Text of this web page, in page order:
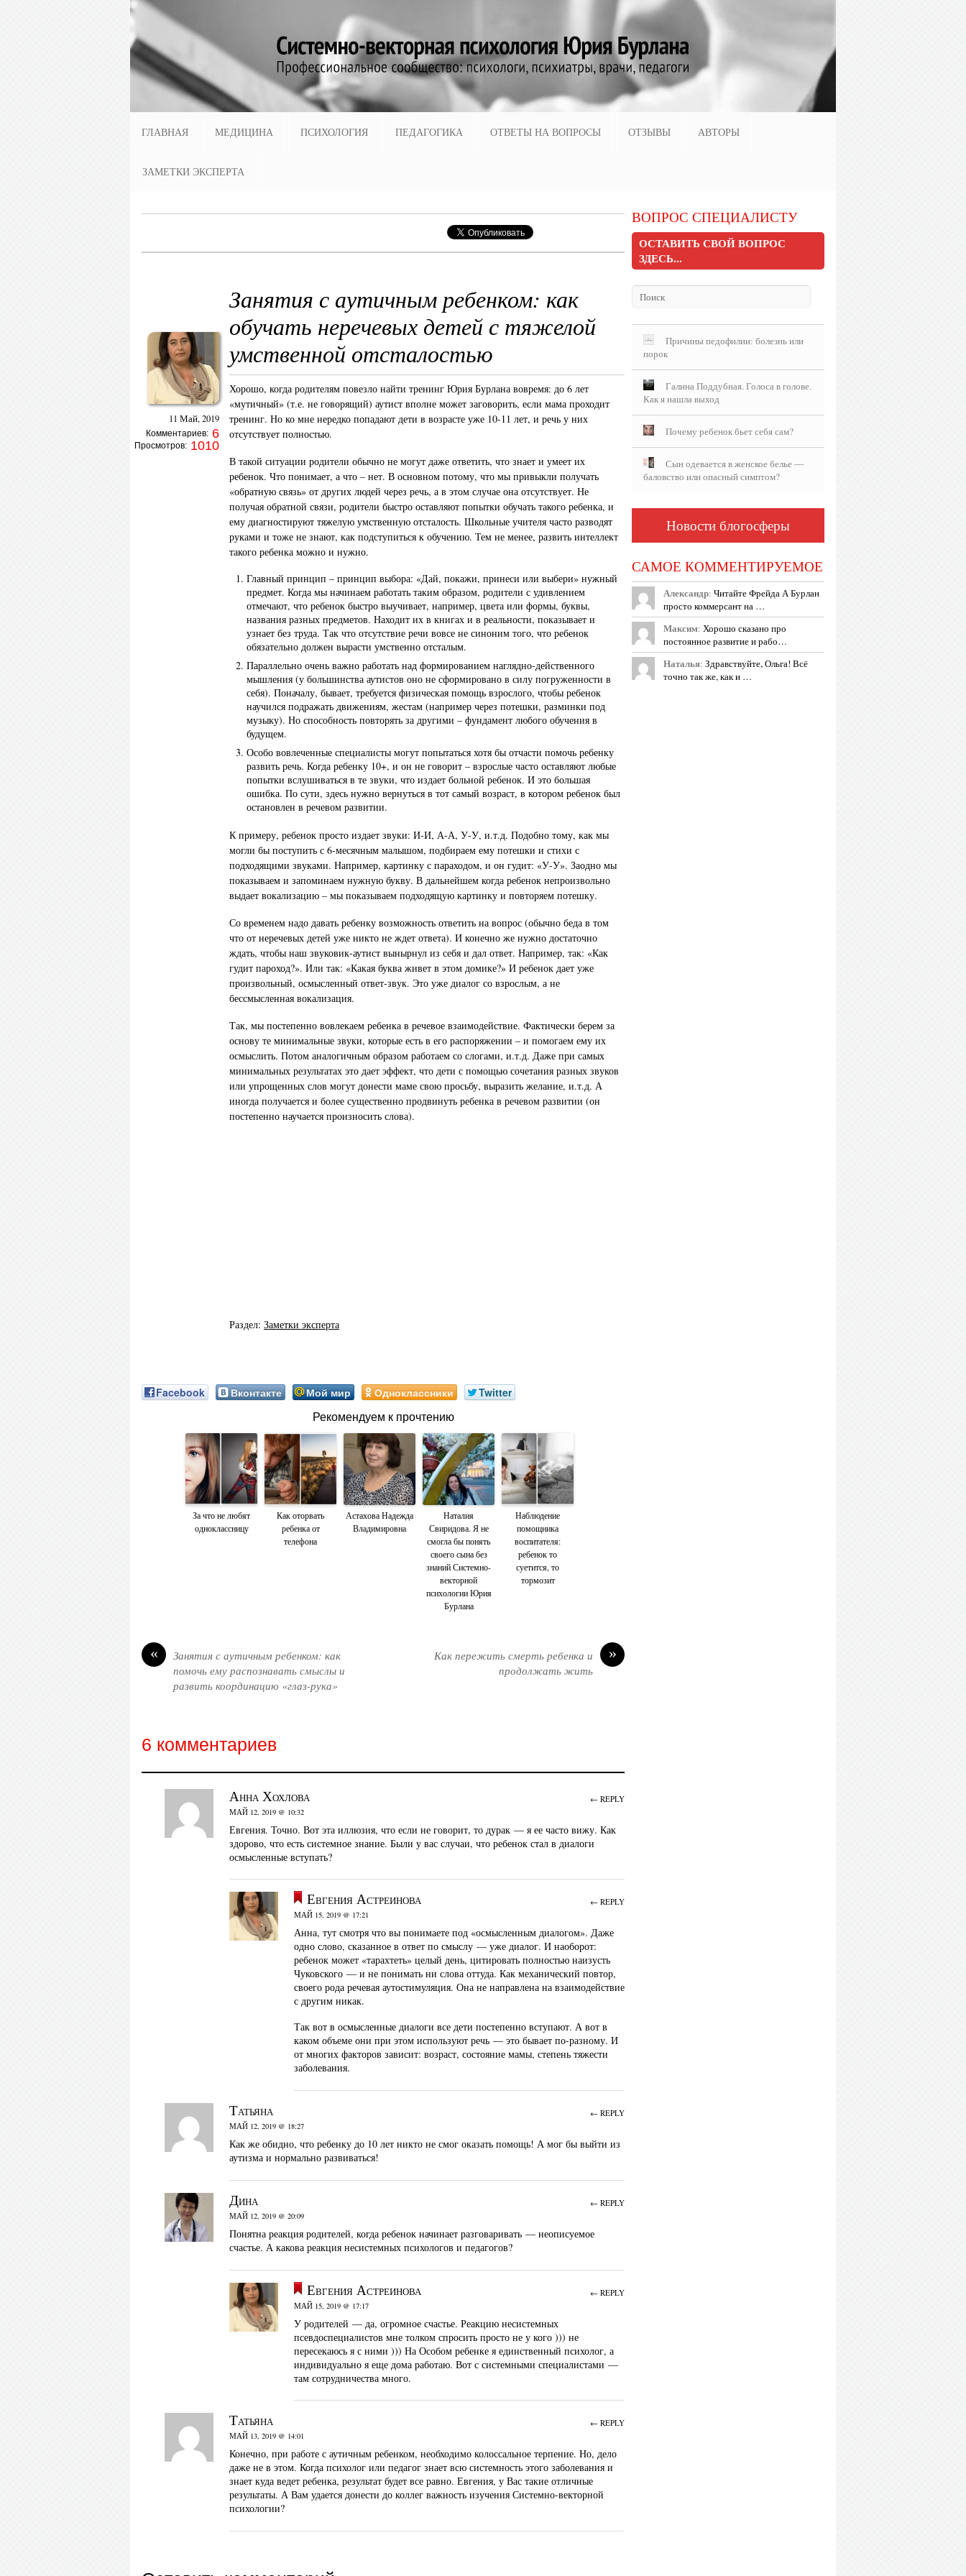
ГЛАВНАЯ МЕДИЦИНА ПСИХОЛОГИЯ ПЕДАГОГИКА ОТВЕТЫ НА ВОПРОСЫ ОТЗЫВЫ АВТОРЫ
ЗАМЕТКИ ЭКСПЕРТА
Занятия с аутичным ребенком: как
обучать неречевых детей с тяжелой
умственной отсталостью
Хорошо, когда родителям повезло найти тренинг Юрия Бурлана вовремя: до 6 лет
«мутичный» (т.е. не говорящий) аутист вполне может заговорить, если мама проходит
тренинг. Но ко мне нередко попадают дети в возрасте уже 10-11 лет, и речь у них
отсутствует полностью.
В такой ситуации родители обычно не могут даже ответить, что знает и умеет их
ребенок. Что понимает, а что – нет. В основном потому, что мы привыкли получать
«обратную связь» от других людей через речь, а в этом случае она отсутствует. Не
получая обратной связи, родители быстро оставляют попытки обучать такого ребенка, и
ему диагностируют тяжелую умственную отсталость. Школьные учителя часто разводят
руками и тоже не знают, как подступиться к обучению. Тем не менее, развить интеллект
такого ребенка можно и нужно.
Главный принцип – принцип выбора: «Дай, покажи, принеси или выбери» нужный
предмет. Когда мы начинаем работать таким образом, родители с удивлением
отмечают, что ребенок быстро выучивает, например, цвета или формы, буквы,
названия разных предметов. Находит их в книгах и в реальности, показывает и
узнает без труда. Так что отсутствие речи вовсе не синоним того, что ребенок
обязательно должен вырасти умственно отсталым.
Параллельно очень важно работать над формированием наглядно-действенного
мышления (у большинства аутистов оно не сформировано в силу погруженности в
себя). Поначалу, бывает, требуется физическая помощь взрослого, чтобы ребенок
научился подражать движениям, жестам (например через потешки, разминки под
музыку). Но способность повторять за другими – фундамент любого обучения в
будущем.
Особо вовлеченные специалисты могут попытаться хотя бы отчасти помочь ребенку
развить речь. Когда ребенку 10+, и он не говорит – взрослые часто оставляют любые
попытки вслушиваться в те звуки, что издает больной ребенок. И это большая
ошибка. По сути, здесь нужно вернуться в тот самый возраст, в котором ребенок был
остановлен в речевом развитии.
К примеру, ребенок просто издает звуки: И-И, А-А, У-У, и.т.д. Подобно тому, как мы
могли бы поступить с 6-месячным малышом, подбираем ему потешки и стихи с
подходящими звуками. Например, картинку с параходом, и он гудит: «У-У». Заодно мы
показываем и запоминаем нужную букву. В дальнейшем когда ребенок непроизвольно
выдает вокализацию – мы показываем подходящую картинку и повторяем потешку.
Со временем надо давать ребенку возможность ответить на вопрос (обычно беда в том
что от неречевых детей уже никто не ждет ответа). И конечно же нужно достаточно
ждать, чтобы наш звуковик-аутист вынырнул из себя и дал ответ. Например, так: «Как
гудит пароход?». Или так: «Какая буква живет в этом домике?» И ребенок дает уже
произвольный, осмысленный ответ-звук. Это уже диалог со взрослым, а не
бессмысленная вокализация.
Так, мы постепенно вовлекаем ребенка в речевое взаимодействие. Фактически берем за
основу те минимальные звуки, которые есть в его распоряжении – и помогаем ему их
осмыслить. Потом аналогичным образом работаем со слогами, и.т.д. Даже при самых
минимальных результатах это дает эффект, что дети с помощью сочетания разных звуков
или упрощенных слов могут донести маме свою просьбу, выразить желание, и.т.д. А
иногда получается и более существенно продвинуть ребенка в речевом развитии (он
постепенно научается произносить слова).
Раздел: Заметки эксперта
11 Май, 2019
Комментариев: 6
Просмотров: 1010
Facebook Вконтакте Мой мир Одноклассники Twitter
Рекомендуем к прочтению
За что не любят
одноклассницу
Как оторвать
ребенка от
телефона
Астахова Надежда
Владимировна
Наталия
Свиридова. Я не
смогла бы понять
своего сына без
знаний Системно-
векторной
психологии Юрия
Бурлана
Наблюдение
помощника
воспитателя:
ребенок то
суетится, то
тормозит
«
Занятия с аутичным ребенком: как
помочь ему распознавать смыслы и
развить координацию «глаз-рука»
»
Как пережить смерть ребенка и
продолжать жить
6 комментариев
Анна Хохлова
МАЙ 12, 2019 @ 10:32
Евгения. Точно. Вот эта иллюзия, что если не говорит, то дурак — я ее часто вижу. Как
здорово, что есть системное знание. Были у вас случаи, что ребенок стал в диалоги
осмысленные вступать?
← REPLY
Евгения Астреинова
МАЙ 15, 2019 @ 17:21
Анна, тут смотря что вы понимаете под «осмысленным диалогом». Даже
одно слово, сказанное в ответ по смыслу — уже диалог. И наоборот:
ребенок может «тарахтеть» целый день, цитировать полностью наизусть
Чуковского — и не понимать ни слова оттуда. Как механический повтор,
своего рода речевая аутостимуляция. Она не направлена на взаимодействие
с другим никак.
Так вот в осмысленные диалоги все дети постепенно вступают. А вот в
каком объеме они при этом используют речь — это бывает по-разному. И
от многих факторов зависит: возраст, состояние мамы, степень тяжести
заболевания.
← REPLY
Татьяна
МАЙ 12, 2019 @ 18:27
Как же обидно, что ребенку до 10 лет никто не смог оказать помощь! А мог бы выйти из
аутизма и нормально развиваться!
← REPLY
Дина
МАЙ 12, 2019 @ 20:09
Понятна реакция родителей, когда ребенок начинает разговаривать — неописуемое
счастье. А какова реакция несистемных психологов и педагогов?
← REPLY
Евгения Астреинова
МАЙ 15, 2019 @ 17:17
У родителей — да, огромное счастье. Реакцию несистемных
псевдоспециалистов мне толком спросить просто не у кого ))) не
пересекаюсь я с ними ))) На Особом ребенке я единственный психолог, а
индивидуально я еще дома работаю. Вот с системными специалистами —
там сотрудничества много.
← REPLY
Татьяна
МАЙ 13, 2019 @ 14:01
Конечно, при работе с аутичным ребенком, необходимо колоссальное терпение. Но, дело
даже не в этом. Когда психолог или педагог знает всю системность этого заболевания и
знает куда ведет ребенка, результат будет все равно. Евгения, у Вас такие отличные
результаты. А Вам удается донести до коллег важность изучения Системно-векторной
психологии?
← REPLY
ВОПРОС СПЕЦИАЛИСТУ
ОСТАВИТЬ СВОЙ ВОПРОС
ЗДЕСЬ...
Причины педофилии: болезнь или
порок
Галина Поддубная. Голоса в голове.
Как я нашла выход
Почему ребенок бьет себя сам?
Сын одевается в женское белье —
баловство или опасный симптом?
Новости блогосферы
САМОЕ КОММЕНТИРУЕМОЕ
Александр: Читайте Фрейда А Бурлан
просто коммерсант на …
Максим: Хорошо сказано про
постоянное развитие и рабо…
Наталья: Здравствуйте, Ольга! Всё
точно так же, как и …